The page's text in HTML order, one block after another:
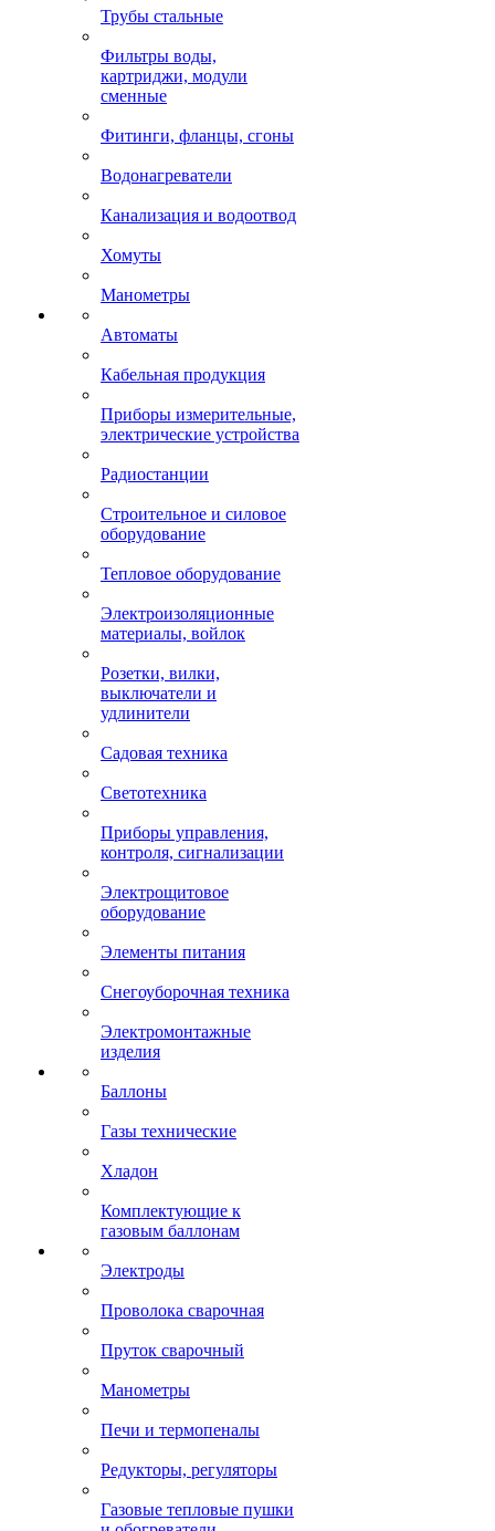
Трубы стальные
Фильтры воды,
картриджи, модули
сменные
Фитинги, фланцы, сгоны
Водонагреватели
Канализация и водоотвод
Хомуты
Манометры
Автоматы
Кабельная продукция
Приборы измерительные,
электрические устройства
Радиостанции
Строительное и силовое
оборудование
Тепловое оборудование
Электроизоляционные
материалы, войлок
Розетки, вилки,
выключатели и
удлинители
Садовая техника
Светотехника
Приборы управления,
контроля, сигнализации
Электрощитовое
оборудование
Элементы питания
Снегоуборочная техника
Электромонтажные
изделия
Баллоны
Газы технические
Хладон
Комплектующие к
газовым баллонам
Электроды
Проволока сварочная
Пруток сварочный
Манометры
Печи и термопеналы
Редукторы, регуляторы
Газовые тепловые пушки